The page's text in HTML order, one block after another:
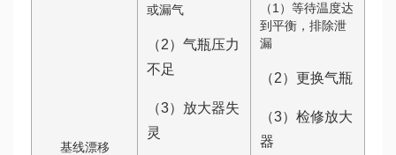
基线漂移
或漏气
（2）气瓶压力
不足
（3）放大器失
灵
（1）等待温度达
到平衡，排除泄
漏
（2）更换气瓶
（3）检修放大
器